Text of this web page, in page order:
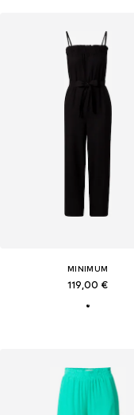
MINIMUM
119,00 €